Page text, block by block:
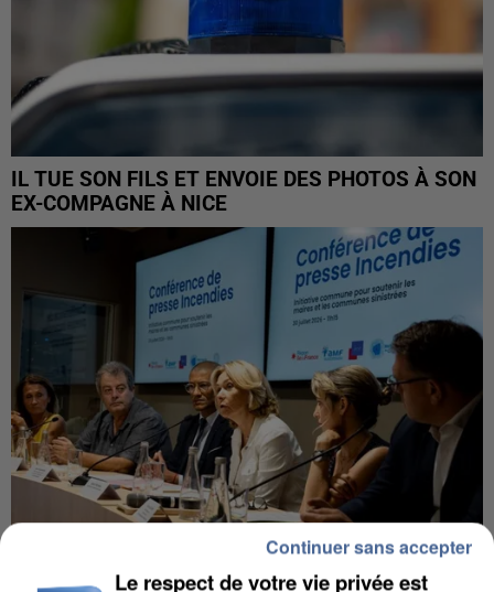
IL TUE SON FILS ET ENVOIE DES PHOTOS À SON
EX-COMPAGNE À NICE
Le respect de votre vie privée est
Continuer sans accepter